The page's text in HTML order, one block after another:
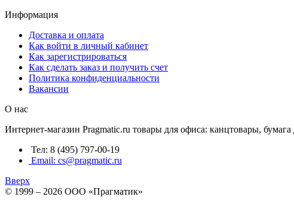
Информация
Доставка и оплата
Как войти в личный кабинет
Как зарегистрироваться
Как сделать заказ и получить счет
Политика конфиденциальности
Вакансии
О нас
Интернет-магазин Pragmatic.ru товары для офиса: канцтовары,
Тел: 8 (495) 797-00-19
Email: cs@pragmatic.ru
Вверх
© 1999 – 2026 ООО «Прагматик»